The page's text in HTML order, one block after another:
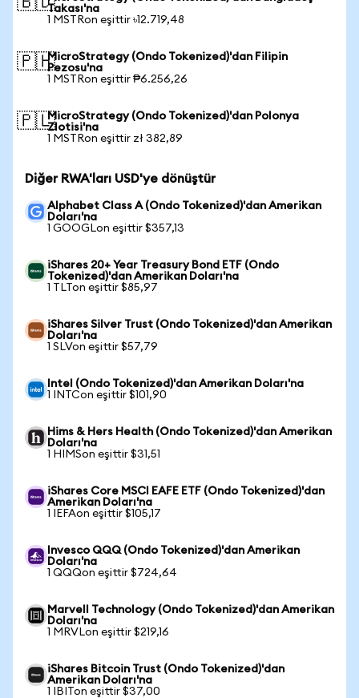
Takası'na
1 MSTRon eşittir ৳12.719,48
🇵🇭MicroStrategy (Ondo Tokenized)'dan Filipin
Pezosu'na
1 MSTRon eşittir ₱6.256,26
🇵🇱MicroStrategy (Ondo Tokenized)'dan Polonya
Zlotisi'na
1 MSTRon eşittir zł 382,89
Diğer RWA'ları USD'ye dönüştür
Alphabet Class A (Ondo Tokenized)'dan Amerikan
Doları'na
1 GOOGLon eşittir $357,13
iShares 20+ Year Treasury Bond ETF (Ondo
Tokenized)'dan Amerikan Doları'na
1 TLTon eşittir $85,97
iShares Silver Trust (Ondo Tokenized)'dan Amerikan
Doları'na
1 SLVon eşittir $57,79
Intel (Ondo Tokenized)'dan Amerikan Doları'na
1 INTCon eşittir $101,90
Hims & Hers Health (Ondo Tokenized)'dan Amerikan
Doları'na
1 HIMSon eşittir $31,51
iShares Core MSCI EAFE ETF (Ondo Tokenized)'dan
Amerikan Doları'na
1 IEFAon eşittir $105,17
Invesco QQQ (Ondo Tokenized)'dan Amerikan
Doları'na
1 QQQon eşittir $724,64
Marvell Technology (Ondo Tokenized)'dan Amerikan
Doları'na
1 MRVLon eşittir $219,16
iShares Bitcoin Trust (Ondo Tokenized)'dan
Amerikan Doları'na
1 IBITon eşittir $37,00